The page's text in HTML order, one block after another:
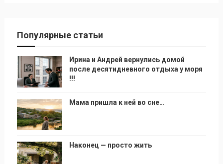
Популярные статьи
Ирина и Андрей вернулись домой
после десятидневного отдыха у моря
!!!
Мама пришла к ней во сне…
Наконец — просто жить